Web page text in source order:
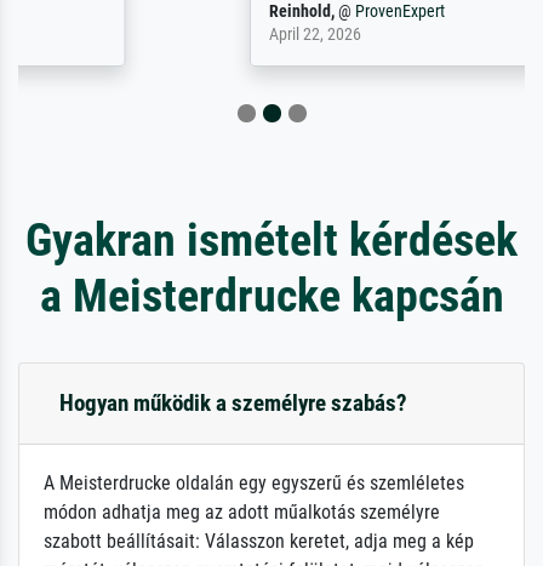
ProvenExpert
Gyakran ismételt kérdések
a Meisterdrucke kapcsán
Hogyan működik a személyre szabás?
A Meisterdrucke oldalán egy egyszerű és szemléletes
módon adhatja meg az adott műalkotás személyre
szabott beállításait: Válasszon keretet, adja meg a kép